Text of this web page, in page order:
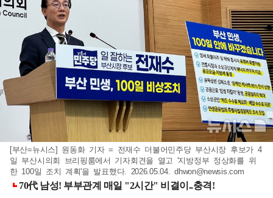
[부산=뉴시스] 원동화 기자 = 전재수 더불어민주당 부산시장 후보가 4
일 부산시의회 브리핑룸에서 기자회견을 열고 '지방정부 정상화를 위
한 100일 조치 계획'을 발표했다. 2026.05.04.dhwon@newsis.com